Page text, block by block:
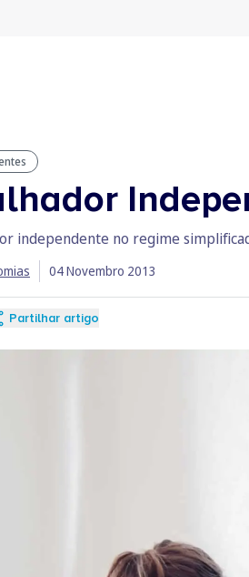
independente no regime
04 Novembro 2013
Partilhar artigo